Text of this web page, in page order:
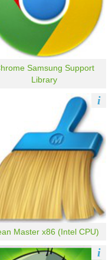
Samsung Support
Library
Master x86 (Intel CPU)
i
i